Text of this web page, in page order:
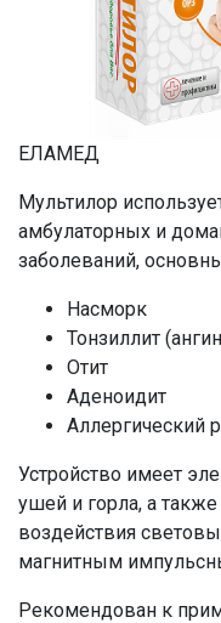
ЕЛАМЕД
Мультилор
амбулаторных и
заболеваний,
Насморк
Тонзиллит
Отит
Аденоидит
Аллергический
Устройство имеет
ушей и горла, а
воздействия
магнитным
Рекомендован к